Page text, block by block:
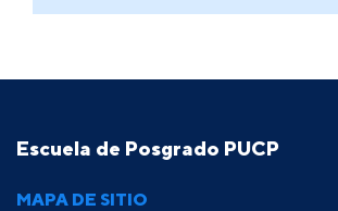
Escuela de Posgrado PUCP
MAPA DE SITIO